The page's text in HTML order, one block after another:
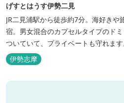
げすとはうす伊勢二見
JR二見浦駅から徒歩約7分。海好きや
宿。男女混合のカプセルタイプのド
ついていて、プライベートも守れます
伊勢志摩